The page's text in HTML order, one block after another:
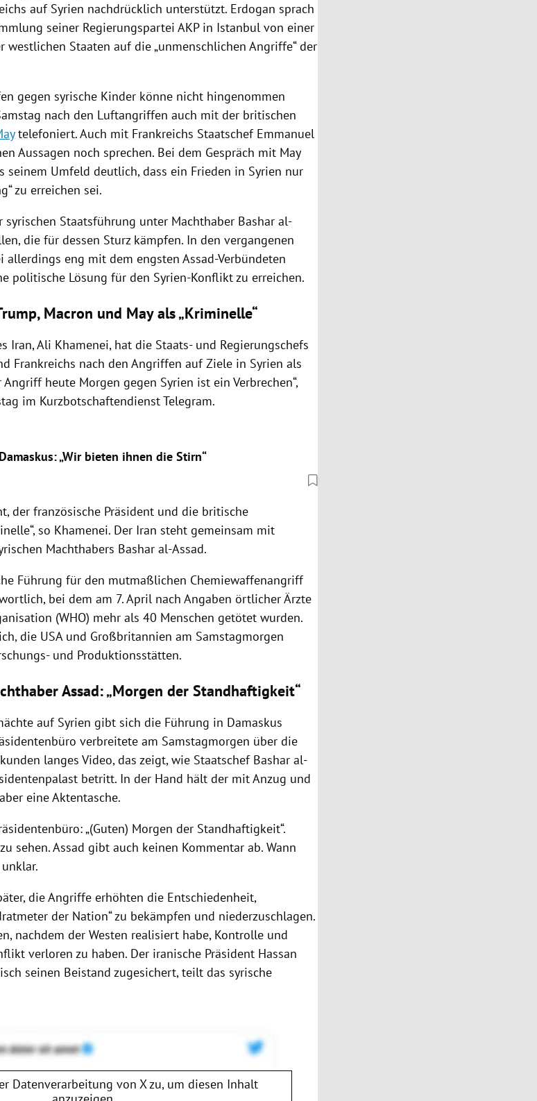
auf Syrien nachdrücklich unterstützt. Erdogan sprach
seiner Regierungspartei AKPin Istanbul von einer
westlichen Staaten auf die „unmenschlichenAngriffe“ der
gegen syrische Kinder könne nicht hingenommen
nach den Luftangriffen auch mit der britischen
telefoniert. Auch mit Frankreichs Staatschef Emmanuel
Aussagen noch sprechen. Bei dem Gespräch mit May
seinem Umfeld deutlich, dass ein Frieden in Syrien nur
zu erreichen sei.
syrischen Staatsführung unter Machthaber Bashar al-
die für dessen Sturz kämpfen. In den vergangenen
allerdings eng mit dem engsten Assad-Verbündeten
politische Lösung für den Syrien-Konfliktzu erreichen.
Macron und May als „Kriminelle“
Iran,Ali Khamenei, hat die Staats- und Regierungschefs
Frankreichs nach denAngriffen auf Ziele in Syrien als
Angriffheute Morgen gegen Syrien ist einVerbrechen“,
im Kurzbotschaftendienst Telegram.
„Wir bieten ihnen die Stirn“
der französische Präsident und die britische
so Khamenei. Der Iran steht gemeinsam mit
Machthabers Bashar al-Assad.
Führung für den mutmaßlichen Chemiewaffenangriff
bei dem am 7. April nach Angaben örtlicher Ärzte
(WHO) mehr als 40 Menschen getötet wurden.
, die USAund Großbritannien am Samstagmorgen
und Produktionsstätten.
Assad: „Morgen der Standhaftigkeit“
auf Syrien gibt sich die Führung in Damaskus
verbreitete am Samstagmorgen über die
langes Video, das zeigt, wie Staatschef Bashar al-
betritt. In der Hand hält der mit Anzug und
eine Aktentasche.
„(Guten) Morgen der Standhaftigkeit“.
sehen. Assad gibt auch keinen Kommentar ab. Wann
dieAngriffe erhöhten die Entschiedenheit,
der Nation“ zu bekämpfen und niederzuschlagen.
nachdem der Westen realisiert habe, Kontrolle und
verloren zu haben. Der iranische Präsident Hassan
seinen Beistand zugesichert, teilt das syrische
Datenverarbeitung von Xzu, um diesen Inhalt